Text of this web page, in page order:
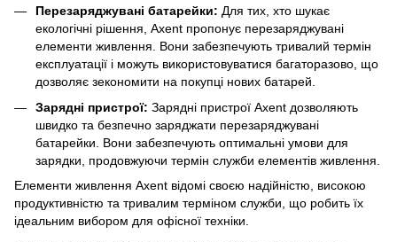
Перезаряджувані батарейки: Для тих, хто шукає
екологічні рішення, Axent пропонує перезаряджувані
елементи живлення. Вони забезпечують тривалий термін
експлуатації і можуть використовуватися багаторазово, що
дозволяє зекономити на покупці нових батарей.
Зарядні пристрої: Зарядні пристрої Axent дозволяють
швидко та безпечно заряджати перезаряджувані
батарейки. Вони забезпечують оптимальні умови для
зарядки, продовжуючи термін служби елементів живлення.
Елементи живлення Axent відомі своєю надійністю, високою
продуктивністю та тривалим терміном служби, що робить їх
ідеальним вибором для офісної техніки.